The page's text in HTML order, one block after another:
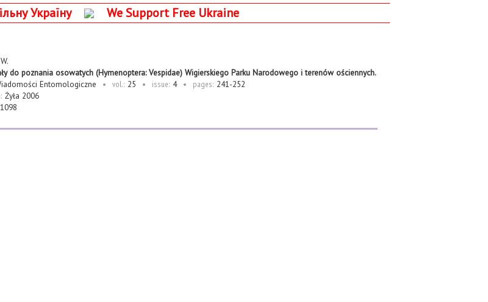
Україну We Support Free Ukraine
do poznania osowatych (Hymenoptera: Vespidae) Wigierskiego Parku Narodowego i terenów ościennych.
Entomologiczne • vol.: 25 • issue: 4 • pages: 241-252
Żyła 2006